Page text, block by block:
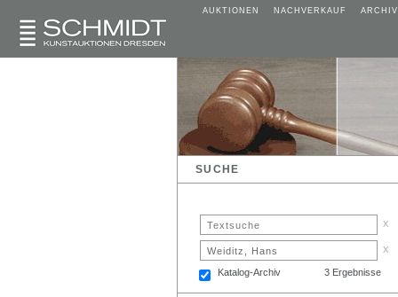
AUKTIONEN NACHVERKAUF ARCHIV
SUCHE
x
x
Katalog-Archiv 3 Ergebnisse